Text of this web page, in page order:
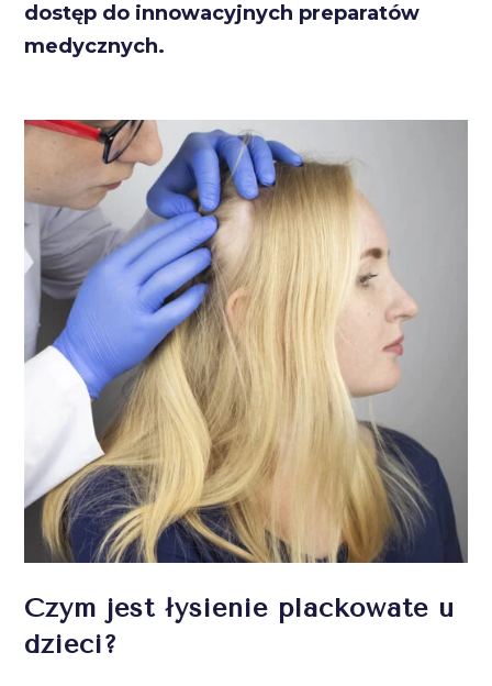
dostęp do innowacyjnych preparatów
medycznych.
Czym jest łysienie plackowate u
dzieci?